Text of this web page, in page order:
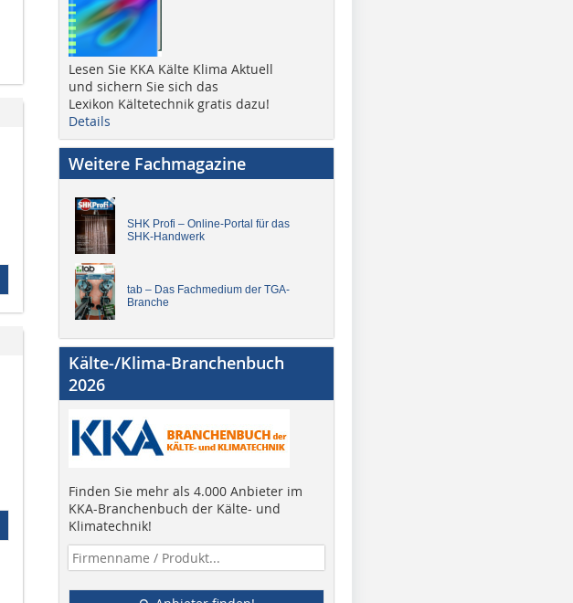
Lesen Sie KKA Kälte Klima Aktuell
und sichern Sie sich das
Lexikon Kältetechnik gratis dazu!
Details
Weitere Fachmagazine
SHK Profi – Online-Portal für das
SHK-Handwerk
tab – Das Fachmedium der TGA-
Branche
Kälte-/Klima-Branchenbuch
2026
Finden Sie mehr als 4.000 Anbieter im
KKA-Branchenbuch der Kälte- und
Klimatechnik!